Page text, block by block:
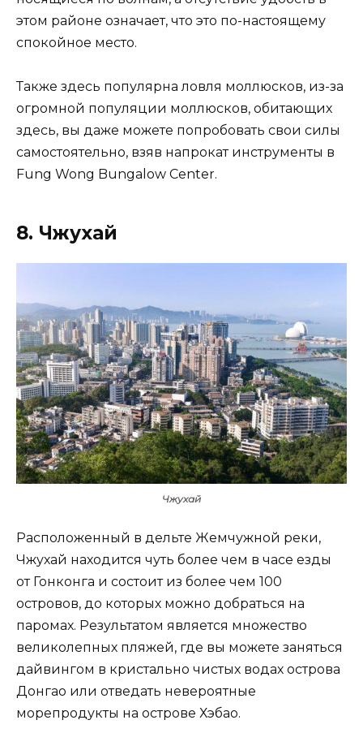
этом районе означает, что это по-настоящему
спокойное место.
Также здесь популярна ловля моллюсков, из-за
огромной популяции моллюсков, обитающих
здесь, вы даже можете попробовать свои силы
самостоятельно, взяв напрокат инструменты в
Fung Wong Bungalow Center.
8. Чжухай
Чжухай
Расположенный в дельте Жемчужной реки,
Чжухай находится чуть более чем в часе езды
от Гонконга и состоит из более чем 100
островов, до которых можно добраться на
паромах. Результатом является множество
великолепных пляжей, где вы можете заняться
дайвингом в кристально чистых водах острова
Донгао или отведать невероятные
морепродукты на острове Хэбао.